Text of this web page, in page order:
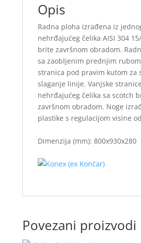
Opis
Radna ploha izrađena iz
nehrđajućeg čelika AISI 304
brite završnom obradom.
sa zaobljenim prednjim
stranica pod pravim kutom za
slaganje linije. Vanjske
nehrđajućeg čelika sa scotch
završnom obradom. Noge
plastike s regulacijom visine
Dimenzija (mm): 800x930x280
Povezani proizvodi